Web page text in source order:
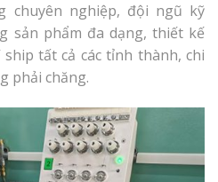
chuyên nghiệp, đội ngũ kỹ
sản phẩm đa dạng, thiết kế
tất cả các tỉnh thành, chi
phải chăng.